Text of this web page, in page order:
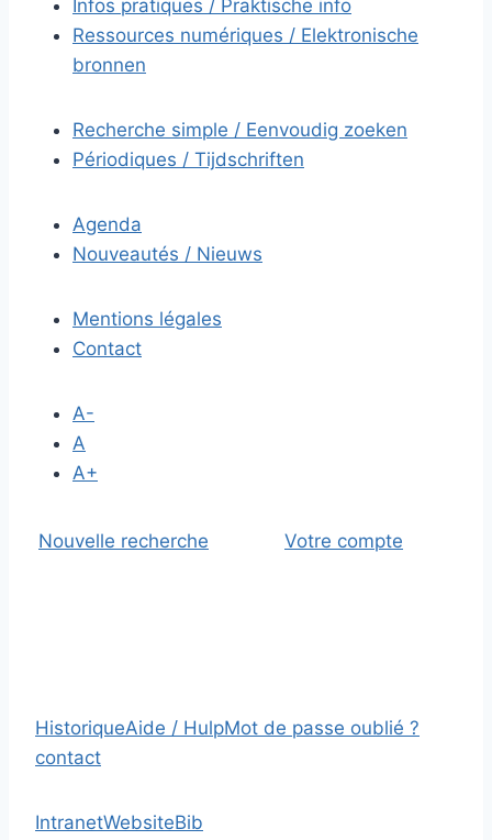
Infos pratiques / Praktische info
Ressources numériques / Elektronische
bronnen
Recherche simple / Eenvoudig zoeken
Périodiques / Tijdschriften
Agenda
Nouveautés / Nieuws
Mentions légales
Contact
A-
A
A+
Nouvelle recherche Votre compte
HistoriqueAide / HulpMot de passe oublié ?
contact
IntranetWebsiteBib